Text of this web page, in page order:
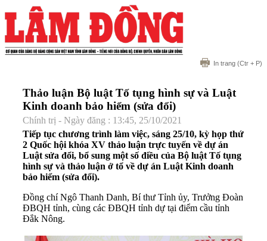
In trang (Ctr + P)
Thảo luận Bộ luật Tố tụng hình sự và Luật
Kinh doanh bảo hiểm (sửa đổi)
Chính trị - Ngày đăng : 13:45, 25/10/2021
Tiếp tục chương trình làm việc, sáng 25/10, kỳ họp thứ
2 Quốc hội khóa XV thảo luận trực tuyến về dự án
Luật sửa đổi, bổ sung một số điều của Bộ luật Tố tụng
hình sự và thảo luận ở tổ về dự án Luật Kinh doanh
bảo hiểm (sửa đổi).
Đồng chí Ngô Thanh Danh, Bí thư Tỉnh ủy, Trưởng Đoàn
ĐBQH tỉnh, cùng các ĐBQH tỉnh dự tại điểm cầu tỉnh
Đắk Nông.